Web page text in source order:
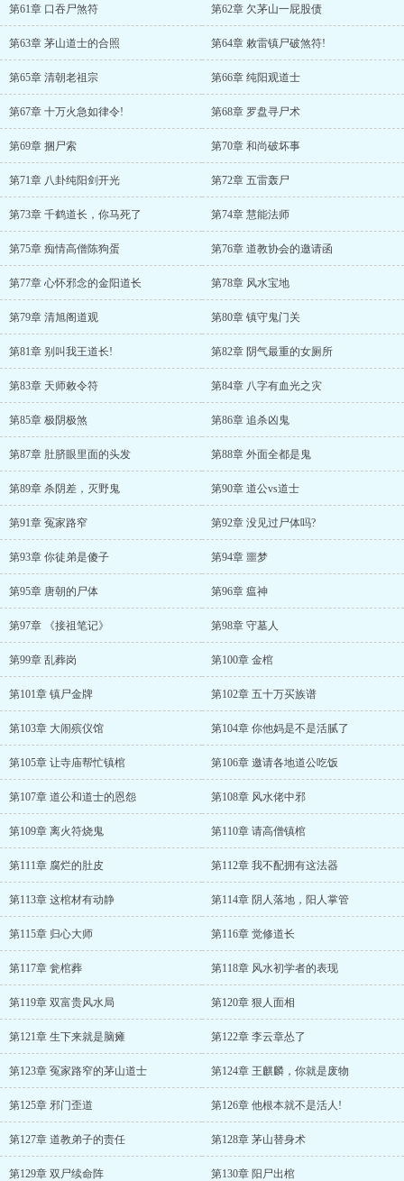
第61章 口吞尸煞符 第62章 欠茅山一屁股债
第63章 茅山道士的合照 第64章 敕雷镇尸破煞符!
第65章 清朝老祖宗 第66章 纯阳观道士
第67章 十万火急如律令! 第68章 罗盘寻尸术
第69章 捆尸索 第70章 和尚破坏事
第71章 八卦纯阳剑开光 第72章 五雷轰尸
第73章 千鹤道长，你马死了 第74章 慧能法师
第75章 痴情高僧陈狗蛋 第76章 道教协会的邀请函
第77章 心怀邪念的金阳道长 第78章 风水宝地
第79章 清旭阁道观 第80章 镇守鬼门关
第81章 别叫我王道长! 第82章 阴气最重的女厕所
第83章 天师敕令符 第84章 八字有血光之灾
第85章 极阴极煞 第86章 追杀凶鬼
第87章 肚脐眼里面的头发 第88章 外面全都是鬼
第89章 杀阴差，灭野鬼 第90章 道公vs道士
第91章 冤家路窄 第92章 没见过尸体吗?
第93章 你徒弟是傻子 第94章 噩梦
第95章 唐朝的尸体 第96章 瘟神
第97章 《接祖笔记》 第98章 守墓人
第99章 乱葬岗 第100章 金棺
第101章 镇尸金牌 第102章 五十万买族谱
第103章 大闹殡仪馆 第104章 你他妈是不是活腻了
第105章 让寺庙帮忙镇棺 第106章 邀请各地道公吃饭
第107章 道公和道士的恩怨 第108章 风水佬中邪
第109章 离火符烧鬼 第110章 请高僧镇棺
第111章 腐烂的肚皮 第112章 我不配拥有这法器
第113章 这棺材有动静 第114章 阴人落地，阳人掌管
第115章 归心大师 第116章 觉修道长
第117章 瓮棺葬 第118章 风水初学者的表现
第119章 双富贵风水局 第120章 狠人面相
第121章 生下来就是脑瘫 第122章 李云章怂了
第123章 冤家路窄的茅山道士 第124章 王麒麟，你就是废物
第125章 邪门歪道 第126章 他根本就不是活人!
第127章 道教弟子的责任 第128章 茅山替身术
第129章 双尸续命阵 第130章 阳尸出棺